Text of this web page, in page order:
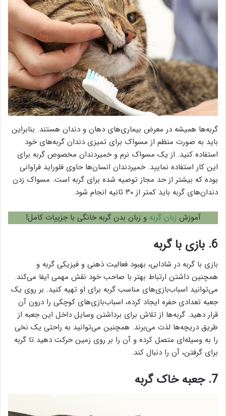
گربه‌ها همیشه در معرض بیماری‌های دهان و دندان هستند. بنابراین
باید به صورت منظم از مسواک برای تمیزی دندان گربه‌های خود
استفاده کنید. از یک مسواک نرم و خمیردندان مخصوص گربه برای
این کار استفاده نمایید. خمیردندان انسان‌ها حاوی فلوراید فراوانی
بوده که بیشتر از حد مجاز توصیه شده برای گربه است. مسواک زدن
دندان‌های گربه باید کمتر از ۳۰ ثانیه انجام شود.
آموزش زبان گربه و زبان بدن گربه خانگی با جزییات کامل!
6. بازی با گربه
بازی با گربه در شادابی، بهبود فعالیت ذهنی و فیزیکی گربه و
همچنین داشتن ارتباط بهتر با صاحب خود نقش مهمی ایفا می‌کند.
می‌توانید اسباب‌بازی‌های مناسب گربه برای او تهیه کنید. بر روی یک
جعبه تعدادی حفره ایجاد کرده، اسباب‌بازی‌های کوچکی را درون آن
قرار دهید. گربه‌ها از تلاش برای برداشتن وسایل داخل این جعبه از
طریق دریچه‌ها لذت می‌برند. همچنین می‌توانید به راحتی یک نخی
را به وسیله‌ای متصل کرده و آن را بر روی زمین حرکت دهید تا گربه
برای گرفتن، آن را دنبال کند.
7. جعبه خاک گربه